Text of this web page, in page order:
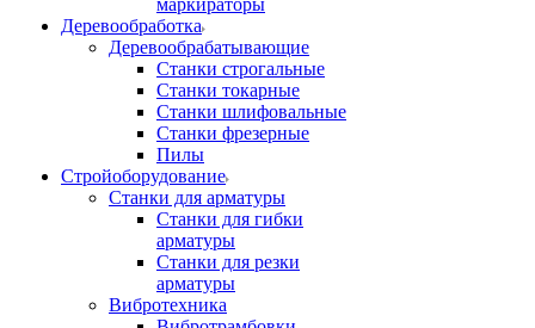
маркираторы
Деревообработка
Деревообрабатывающие
Станки строгальные
Станки токарные
Станки шлифовальные
Станки фрезерные
Пилы
Стройоборудование
Станки для арматуры
Станки для гибки
арматуры
Станки для резки
арматуры
Вибротехника